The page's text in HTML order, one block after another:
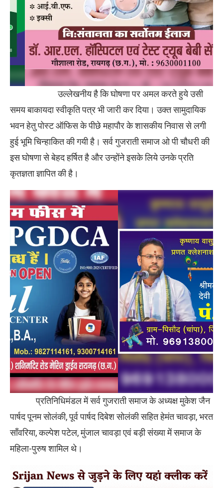
उल्लेखनीय है कि घोषणा पर अमल करते हुये उसी
समय बाकायदा स्वीकृति पत्र भी जारी कर दिया। उक्त सामुदायिक
भवन हेतु पोस्ट ऑफिस के पीछे महापौर के शासकीय निवास से लगी
हुई भूमि चिन्हाकित की गयी है। सर्व गुजराती समाज ओ पी चौधरी की
इस घोषणा से बेहद हर्षित है और उन्होंने इसके लिये उनके प्रति
कृतज्ञता ज्ञापित की है।
प्रतिनिधिमंडल में सर्व गुजराती समाज के अध्यक्ष मुकेश जैन
पार्षद पूनम सोलंकी, पूर्व पार्षद दिबेश सोलंकी सहित हेमंत चावड़ा, भरत
साँवरिया, कल्पेश पटेल, मुंजाल चावड़ा एवं बड़ी संख्या में समाज के
महिला-पुरुष शामिल थे।